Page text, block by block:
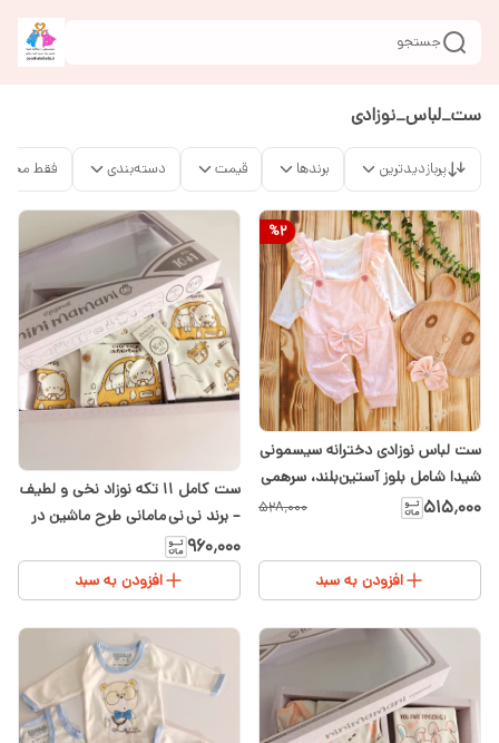
جستجو
ست_لباس_نوزادی
پربازدیدترین برندها قیمت دسته‌بندی فقط
%2
ست لباس نوزادی دخترانه سیسمونی
شیدا شامل بلوز آستین‌بلند، سرهمی
و تل | سایز ۱ تا ۳
۵۱۵٬۰۰۰ ۵۲۸٬۰۰۰
افزودن به سبد
ست کامل ۱۱ تکه نوزاد نخی و لطیف
– برند نی نی مامانی طرح ماشین در
سیسمونی شیدا
۹۶۰٬۰۰۰
افزودن به سبد